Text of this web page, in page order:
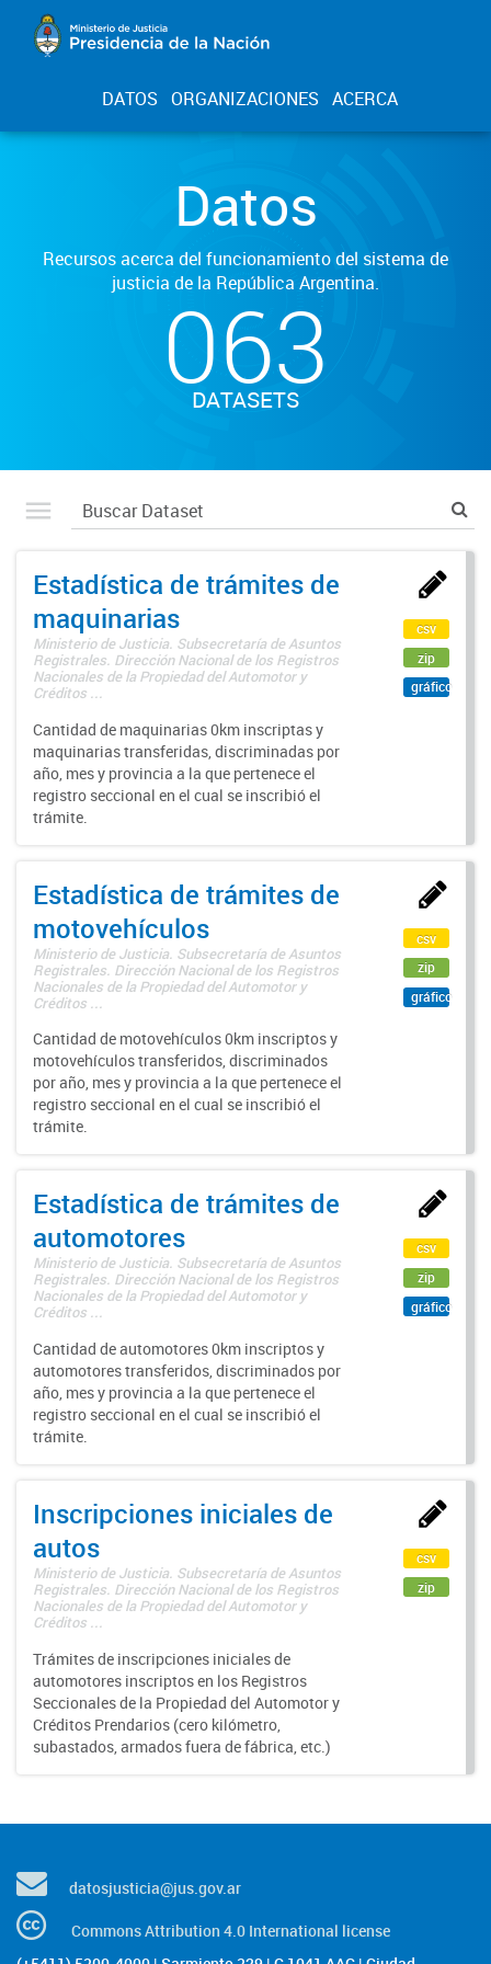
DATOS ORGANIZACIONES ACERCA
Datos
Recursos acerca del funcionamiento del sistema de
justicia de la República Argentina.
063
DATASETS
Estadística de trámites de
maquinarias
Ministerio de Justicia. Subsecretaría de Asuntos
Registrales. Dirección Nacional de los Registros
Nacionales de la Propiedad del Automotor y
Créditos ...
Cantidad de maquinarias 0km inscriptas y
maquinarias transferidas, discriminadas por
año, mes y provincia a la que pertenece el
registro seccional en el cual se inscribió el
trámite.
csv
zip
gráfico
Estadística de trámites de
motovehículos
Ministerio de Justicia. Subsecretaría de Asuntos
Registrales. Dirección Nacional de los Registros
Nacionales de la Propiedad del Automotor y
Créditos ...
Cantidad de motovehículos 0km inscriptos y
motovehículos transferidos, discriminados
por año, mes y provincia a la que pertenece el
registro seccional en el cual se inscribió el
trámite.
csv
zip
gráfico
Estadística de trámites de
automotores
Ministerio de Justicia. Subsecretaría de Asuntos
Registrales. Dirección Nacional de los Registros
Nacionales de la Propiedad del Automotor y
Créditos ...
Cantidad de automotores 0km inscriptos y
automotores transferidos, discriminados por
año, mes y provincia a la que pertenece el
registro seccional en el cual se inscribió el
trámite.
csv
zip
gráfico
Inscripciones iniciales de
autos
Ministerio de Justicia. Subsecretaría de Asuntos
Registrales. Dirección Nacional de los Registros
Nacionales de la Propiedad del Automotor y
Créditos ...
Trámites de inscripciones iniciales de
automotores inscriptos en los Registros
Seccionales de la Propiedad del Automotor y
Créditos Prendarios (cero kilómetro,
subastados, armados fuera de fábrica, etc.)
csv
zip
datosjusticia@jus.gov.ar
Commons Attribution 4.0 International license